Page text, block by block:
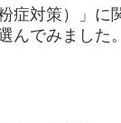
症対策）」
んでみました